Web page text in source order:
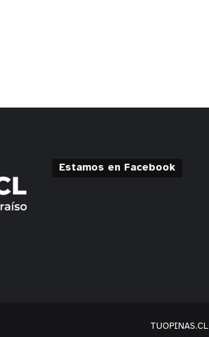
Estamos en Facebook
TUOPINAS.CL